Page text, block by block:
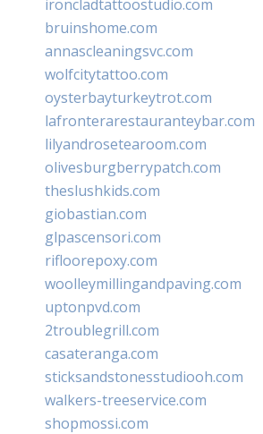
ironcladtattoostudio.com
bruinshome.com
annascleaningsvc.com
wolfcitytattoo.com
oysterbayturkeytrot.com
lafronterarestauranteybar.com
lilyandrosetearoom.com
olivesburgberrypatch.com
theslushkids.com
giobastian.com
glpascensori.com
rifloorepoxy.com
woolleymillingandpaving.com
uptonpvd.com
2troublegrill.com
casateranga.com
sticksandstonesstudiooh.com
walkers-treeservice.com
shopmossi.com